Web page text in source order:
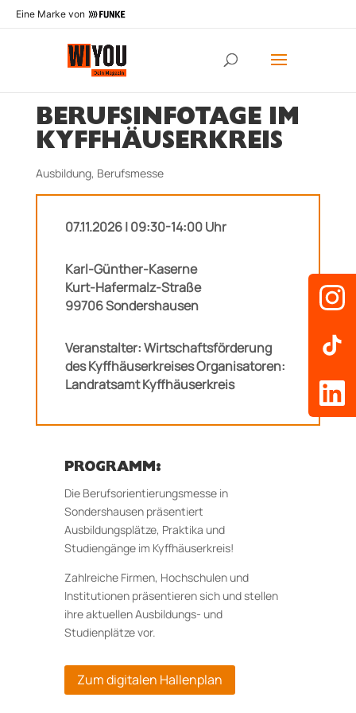
Eine Marke von
BERUFSINFOTAGE IM
KYFFHÄUSERKREIS
Ausbildung, Berufsmesse
07.11.2026 | 09:30-14:00 Uhr
Karl-Günther-Kaserne
Kurt-Hafermalz-Straße
99706 Sondershausen
Veranstalter: Wirtschaftsförderung
des Kyffhäuserkreises Organisatoren:
Landratsamt Kyffhäuserkreis
PROGRAMM:
Die Berufsorientierungsmesse in
Sondershausen präsentiert
Ausbildungsplätze, Praktika und
Studiengänge im Kyffhäuserkreis!
Zahlreiche Firmen, Hochschulen und
Institutionen präsentieren sich und stellen
ihre aktuellen Ausbildungs- und
Studienplätze vor.
Zum digitalen Hallenplan